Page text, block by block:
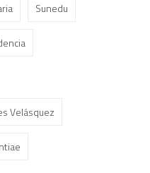
Sunedu
Velásquez